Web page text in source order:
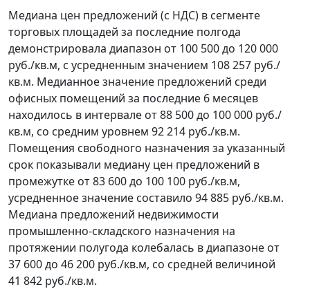
Медиана цен предложений (с НДС) в сегменте
торговых площадей за последние полгода
демонстрировала диапазон от 100 500 до 120 000
руб./кв.м, с усредненным значением 108 257 руб./
кв.м. Медианное значение предложений среди
офисных помещений за последние 6 месяцев
находилось в интервале от 88 500 до 100 000 руб./
кв.м, со средним уровнем 92 214 руб./кв.м.
Помещения свободного назначения за указанный
срок показывали медиану цен предложений в
промежутке от 83 600 до 100 100 руб./кв.м,
усредненное значение составило 94 885 руб./кв.м.
Медиана предложений недвижимости
промышленно-складского назначения на
протяжении полугода колебалась в диапазоне от
37 600 до 46 200 руб./кв.м, со средней величиной
41 842 руб./кв.м.